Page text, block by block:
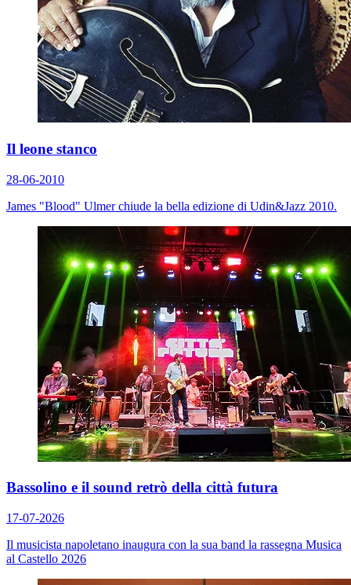
Il leone stanco
28-06-2010
James "Blood" Ulmer chiude la bella edizione di Udin&Jazz 2010.
Bassolino e il sound retrò della città futura
17-07-2026
Il musicista napoletano inaugura con la sua band la rassegna Musica
al Castello 2026